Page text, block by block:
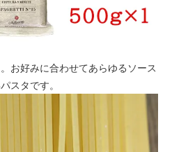
お好みに合わせてあらゆるソース
スタです。